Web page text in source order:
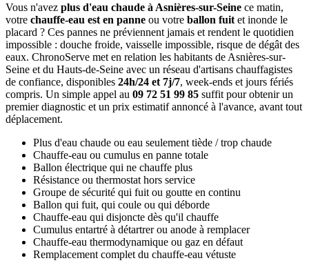
Vous n'avez plus d'eau chaude à Asnières-sur-Seine ce matin,
votre chauffe-eau est en panne ou votre ballon fuit et inonde le
placard ? Ces pannes ne préviennent jamais et rendent le quotidien
impossible : douche froide, vaisselle impossible, risque de dégât des
eaux. ChronoServe met en relation les habitants de Asnières-sur-
Seine et du Hauts-de-Seine avec un réseau d'artisans chauffagistes
de confiance, disponibles 24h/24 et 7j/7, week-ends et jours fériés
compris. Un simple appel au 09 72 51 99 85 suffit pour obtenir un
premier diagnostic et un prix estimatif annoncé à l'avance, avant tout
déplacement.
Plus d'eau chaude ou eau seulement tiède / trop chaude
Chauffe-eau ou cumulus en panne totale
Ballon électrique qui ne chauffe plus
Résistance ou thermostat hors service
Groupe de sécurité qui fuit ou goutte en continu
Ballon qui fuit, qui coule ou qui déborde
Chauffe-eau qui disjoncte dès qu'il chauffe
Cumulus entartré à détartrer ou anode à remplacer
Chauffe-eau thermodynamique ou gaz en défaut
Remplacement complet du chauffe-eau vétuste